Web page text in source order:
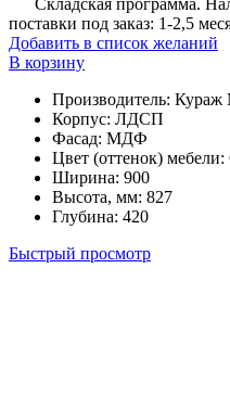
Складская программа.
поставки под заказ: 1-2,5
Добавить в список желаний
В корзину
Производитель: Кураж
Корпус: ЛДСП
Фасад: МДФ
Цвет (оттенок) мебели:
Ширина: 900
Высота, мм: 827
Глубина: 420
Быстрый просмотр